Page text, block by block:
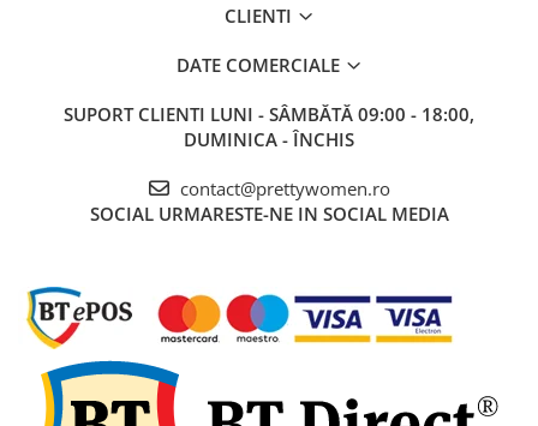
CLIENTI
DATE COMERCIALE
SUPORT CLIENTI LUNI - SÂMBĂTĂ 09:00 - 18:00,
DUMINICA - ÎNCHIS
contact@prettywomen.ro
SOCIAL URMARESTE-NE IN SOCIAL MEDIA